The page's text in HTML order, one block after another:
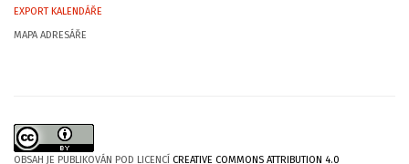
EXPORT KALENDÁŘE
MAPA ADRESÁŘE
OBSAH JE PUBLIKOVÁN POD LICENCÍ CREATIVE COMMONS ATTRIBUTION 4.0